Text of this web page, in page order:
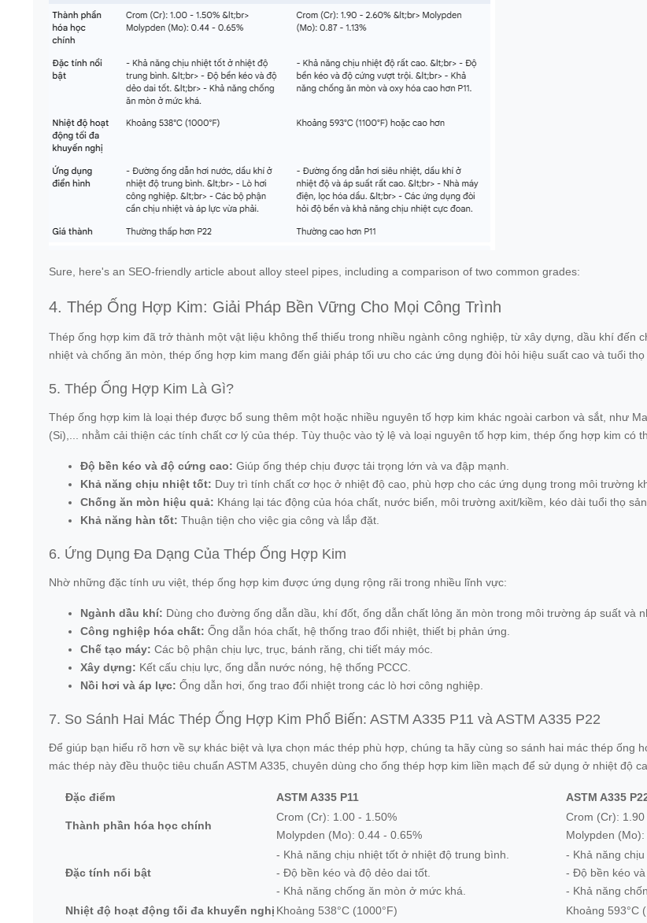
Sure, here's an SEO-friendly article about alloy steel pipes, including a comparison of two common grades:
4. Thép Ống Hợp Kim: Giải Pháp Bền Vững Cho Mọi Công Trình
Thép ống hợp kim đã trở thành một vật liệu không thể thiếu trong nhiều ngành công nghiệp, từ xây dựng, dầu khí đến
nhiệt và chống ăn mòn, thép ống hợp kim mang đến giải pháp tối ưu cho các ứng dụng đòi hỏi hiệu suất cao và tuổi thọ
5. Thép Ống Hợp Kim Là Gì?
Thép ống hợp kim là loại thép được bổ sung thêm một hoặc nhiều nguyên tố hợp kim khác ngoài carbon và sắt, như
(Si),... nhằm cải thiện các tính chất cơ lý của thép. Tùy thuộc vào tỷ lệ và loại nguyên tố hợp kim, thép ống hợp kim có
Độ bền kéo và độ cứng cao: Giúp ống thép chịu được tải trọng lớn và va đập mạnh.
Khả năng chịu nhiệt tốt: Duy trì tính chất cơ học ở nhiệt độ cao, phù hợp cho các ứng dụng trong môi trường
Chống ăn mòn hiệu quả: Kháng lại tác động của hóa chất, nước biển, môi trường axit/kiềm, kéo dài tuổi thọ sản
Khả năng hàn tốt: Thuận tiện cho việc gia công và lắp đặt.
6. Ứng Dụng Đa Dạng Của Thép Ống Hợp Kim
Nhờ những đặc tính ưu việt, thép ống hợp kim được ứng dụng rộng rãi trong nhiều lĩnh vực:
Ngành dầu khí: Dùng cho đường ống dẫn dầu, khí đốt, ống dẫn chất lỏng ăn mòn trong môi trường áp suất và
Công nghiệp hóa chất: Ống dẫn hóa chất, hệ thống trao đổi nhiệt, thiết bị phản ứng.
Chế tạo máy: Các bộ phận chịu lực, trục, bánh răng, chi tiết máy móc.
Xây dựng: Kết cấu chịu lực, ống dẫn nước nóng, hệ thống PCCC.
Nồi hơi và áp lực: Ống dẫn hơi, ống trao đổi nhiệt trong các lò hơi công nghiệp.
7. So Sánh Hai Mác Thép Ống Hợp Kim Phổ Biến: ASTM A335 P11 và ASTM A335 P22
Để giúp bạn hiểu rõ hơn về sự khác biệt và lựa chọn mác thép phù hợp, chúng ta hãy cùng so sánh hai mác thép ống
mác thép này đều thuộc tiêu chuẩn ASTM A335, chuyên dùng cho ống thép hợp kim liền mạch để sử dụng ở nhiệt độ
Đặc điểm ASTM A335 P11 ASTM A335
Thành phần hóa học chính
Crom (Cr): 1.00 - 1.50%
Molypden (Mo): 0.44 - 0.65%
Crom (Cr):
Molypden
Đặc tính nổi bật
- Khả năng chịu nhiệt tốt ở nhiệt độ trung bình.
- Độ bền kéo và độ dẻo dai tốt.
- Khả năng chống ăn mòn ở mức khá.
- Khả năng
- Độ bền kéo
- Khả năng
Nhiệt độ hoạt động tối đa khuyến nghị Khoảng 538°C (1000°F) Khoảng 593°C